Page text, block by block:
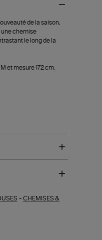
de la saison,
une chemise
le long de la
et mesure 172 cm.
- CHEMISES &